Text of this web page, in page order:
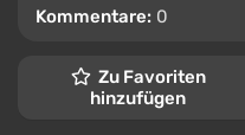
Kommentare: 0
Zu Favoriten
hinzufügen